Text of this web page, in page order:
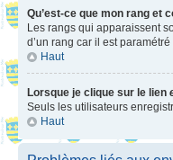
Qu’est-ce que mon rang et
Les rangs qui apparaissent
d’un rang car il est
Haut
Lorsque je clique sur le lien
Seuls les utilisateurs
Haut